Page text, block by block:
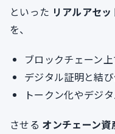
といった リアルアセ
を、
ブロックチェーン
デジタル証明と結
トークン化やデジ
させる オンチェーン資